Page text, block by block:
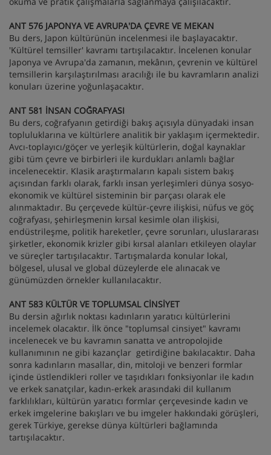
ANT 576 JAPONYA VE AVRUPA'DA ÇEVRE VE MEKAN
Bu ders, Japon kültürünün incelenmesi ile başlayacaktır.
'Kültürel temsiller' kavramı tartışılacaktır. İncelenen konular
Japonya ve Avrupa'da zamanın, mekânın, çevrenin ve kültürel
temsillerin karşılaştırılması aracılığı ile bu kavramların analizi
konuları üzerine yoğunlaşacaktır.
ANT 581 İNSAN COĞRAFYASI
Bu ders, coğrafyanın getirdiği bakış açısıyla dünyadaki insan
topluluklarına ve kültürlere analitik bir yaklaşım içermektedir.
Avcı-toplayıcı/göçer ve yerleşik kültürlerin, doğal kaynaklar
gibi tüm çevre ve birbirleri ile kurdukları anlamlı bağlar
incelenecektir. Klasik araştırmaların kapalı sistem bakış
açısından farklı olarak, farklı insan yerleşimleri dünya sosyo-
ekonomik ve kültürel sisteminin bir parçası olarak ele
alınmaktadır. Bu çerçevede kültür-çevre ilişkisi, nüfus ve göç
coğrafyası, şehirleşmenin kırsal kesimle olan ilişkisi,
endüstrileşme, politik hareketler, çevre sorunları, uluslararası
şirketler, ekonomik krizler gibi kırsal alanları etkileyen olaylar
ve süreçler tartışılacaktır. Tartışmalarda konular lokal,
bölgesel, ulusal ve global düzeylerde ele alınacak ve
günümüzden örnekler kullanılacaktır.
ANT 583 KÜLTÜR VE TOPLUMSAL CİNSİYET
Bu dersin ağırlık noktası kadınların yaratıcı kültürlerini
incelemek olacaktır. İlk önce "toplumsal cinsiyet" kavramı
incelenecek ve bu kavramın sanatta ve antropolojide
kullanımının ne gibi kazançlar getirdiğine bakılacaktır. Daha
sonra kadınların masallar, din, mitoloji ve benzeri formlar
içinde üstlendikleri roller ve taşıdıkları fonksiyonlar ile kadın
ve erkek sanatçılar, kadın-erkek arasındaki dil kullanım
farklılıkları, kültürün yaratıcı formlar çerçevesinde kadın ve
erkek imgelerine bakışları ve bu imgeler hakkındaki görüşleri,
gerek Türkiye, gerekse dünya kültürleri bağlamında
tartışılacaktır.